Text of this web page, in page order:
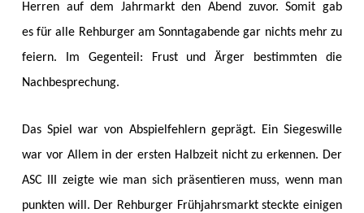
Herren auf dem Jahrmarkt den Abend zuvor. Somit gab
es für alle Rehburger am Sonntagabende gar nichts mehr zu
feiern. Im Gegenteil: Frust und Ärger bestimmten die
Nachbesprechung.
Das Spiel war von Abspielfehlern geprägt. Ein Siegeswille
war vor Allem in der ersten Halbzeit nicht zu erkennen. Der
ASC III zeigte wie man sich präsentieren muss, wenn man
punkten will. Der Rehburger Frühjahrsmarkt steckte einigen